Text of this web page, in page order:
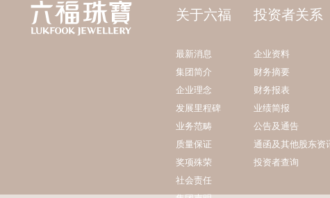
关于六福
最新消息
集团简介
企业理念
发展里程碑
业务范畴
质量保证
奖项殊荣
社会责任
投资者关系
企业资料
财务摘要
财务报表
业绩简报
公告及通告
通函及其他股东资
投资者查询